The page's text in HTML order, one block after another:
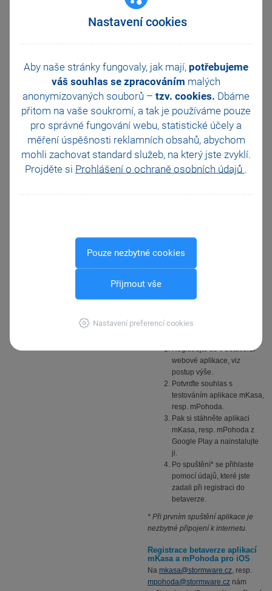
Nastavení cookies
Aby naše stránky fungovaly, jak mají, potřebujeme
váš souhlas se zpracováním malých
anonymizovaných souborů – tzv. cookies. Dbáme
přitom na vaše soukromí, a tak je používáme pouze
pro správné fungování webu, statistické účely a
měření úspěšnosti reklamních obsahů, abychom
mohli zachovat standard služeb, na který jste zvyklí.
Projděte si Prohlášení o ochraně osobních údajů .
Pouze nezbytné cookies
Přijmout vše
Nastavení preferencí cookies
Registrace betaverze
aplikací mPohoda a mKasa
zkušební. Pokud používáte
program POHODA, spolupráci
s aplikacemi si vyzkoušejte s jeho
betaverzí. Betaverzi aplikace
mKasa můžete napojit
i na betaverzi aplikace mPohoda.
Registrace betaverze webové
aplikace mPohoda
Zaregistrujte se v betaverzi
s testováním.
nastavení a zadat často používané
záznamy do Adresáře a Ceníku.
Registrace betaverze aplikací
mKasa a mPohoda pro
Registrujte se v betaverzi
webové aplikace, viz
postup výše.
Potvrďte souhlas s
testováním aplikace mKasa,
resp. mPohoda.
Pak si stáhněte aplikaci
mKasa, resp. mPohoda z
Google Play a nainstalujte
ji.
Po spuštění* se přihlaste
pomocí údajů, které jste
zadali při registraci do
betaverze.
* Při prvním spuštění aplikace je
nezbytné připojení k internetu.
Registrace betaverze aplikací
mKasa a mPohoda pro iOS
Na mkasa@stormware.cz, resp.
mpohoda@stormware.cz nám